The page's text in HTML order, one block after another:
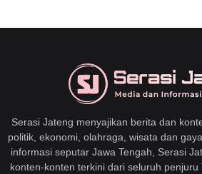
Serasi Jateng menyajikan berita dan
politik, ekonomi, olahraga, wisata dan
informasi seputar Jawa Tengah, Serasi
konten-konten terkini dari seluruh penjuru